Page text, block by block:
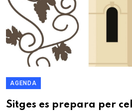
AGENDA
Sitges es prepara per